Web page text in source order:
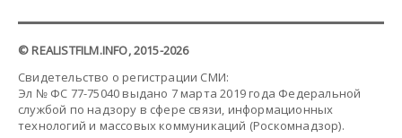
© REALISTFILM.INFO, 2015-2026
Свидетельство о регистрации СМИ:
Эл № ФС 77-75040 выдано 7 марта 2019 года Федеральной
службой по надзору в сфере связи, информационных
технологий и массовых коммуникаций (Роскомнадзор).